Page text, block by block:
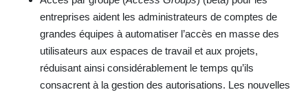
entreprises aident les administrateurs de comptes de
grandes équipes à automatiser l’accès en masse des
utilisateurs aux espaces de travail et aux projets,
réduisant ainsi considérablement le temps qu’ils
consacrent à la gestion des autorisations. Les nouvelles